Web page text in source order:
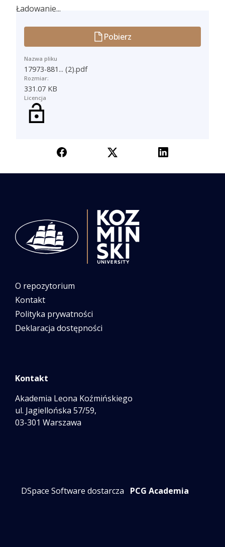
Ładowanie...
Ładowanie...
Pobierz
Nazwa pliku
17973-881... (2).pdf
Rozmiar:
331.07 KB
Licencja
O repozytorium
Kontakt
Polityka prywatności
Deklaracja dostępności
Kontakt
Akademia Leona Koźmińskiego
ul. Jagiellońska 57/59,
03-301 Warszawa
DSpace Software dostarcza PCG Academia